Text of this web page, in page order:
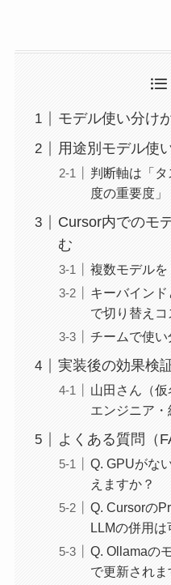
モデル使い分け
用途別モデル使
判断軸は「
度の重要度」
Cursor内でのモ
む
複数モデルを
キーバイン
で切り替え
チームで使
実装後の効果検
山田さん（
エンジニア
よくある質問（
Q. GPUがな
えますか？
Q. Cursorの
LLMの併用は
Q. Ollamaの
で更新されま